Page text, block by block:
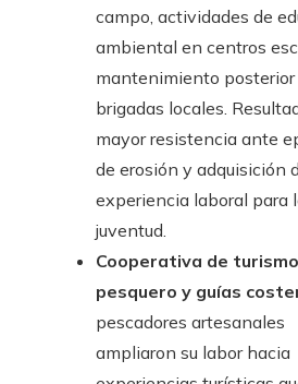
campo, actividades de
ambiental en centros
mantenimiento posterior
brigadas locales.
mayor resistencia ante
de erosión y adquisición
experiencia laboral para
juventud.
Cooperativa de turismo
pesquero y guías
pescadores artesanales
ampliaron su labor hacia